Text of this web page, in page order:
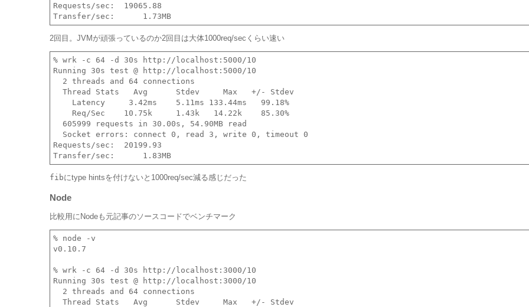
Requests/sec:  19065.88
2回目。JVMが頑張っているのか2回目は大体1000req/secくらい速い
% wrk -c 64 -d 30s http://localhost:5000/10
Running 30s test @ http://localhost:5000/10
  2 threads and 64 connections
  Thread Stats   Avg      Stdev     Max   +/- Stdev
    Latency     3.42ms    5.11ms 133.44ms   99.18%
    Req/Sec    10.75k     1.43k   14.22k    85.30%
  605999 requests in 30.00s, 54.90MB read
  Socket errors: connect 0, read 3, write 0, timeout 0
Requests/sec:  20199.93
fibにtype hintsを付けないと1000req/sec減る感じだった
Node
比較用にNodeも元記事のソースコードでベンチマーク
% node -v
v0.10.7
% wrk -c 64 -d 30s http://localhost:3000/10
Running 30s test @ http://localhost:3000/10
  2 threads and 64 connections
  Thread Stats   Avg      Stdev     Max   +/- Stdev